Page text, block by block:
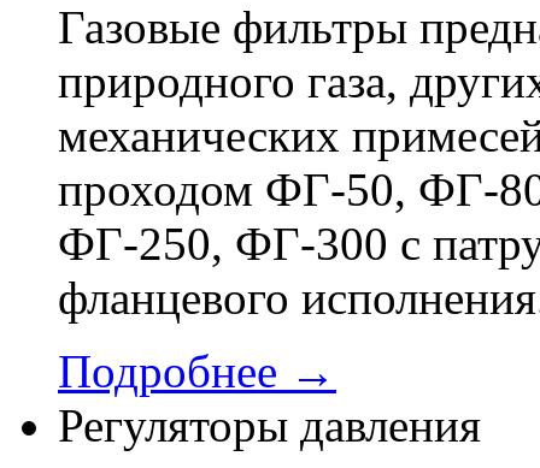
Газовые фильтры
природного газа,
механических
проходом ФГ-50, ФГ-
ФГ-250, ФГ-300 с
фланцевого
Подробнее →
Регуляторы давления